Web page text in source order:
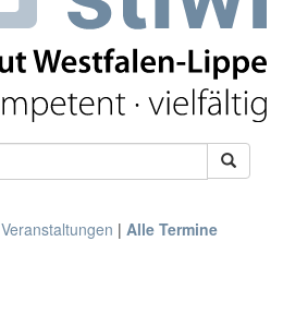
Veranstaltungen | Alle Termine